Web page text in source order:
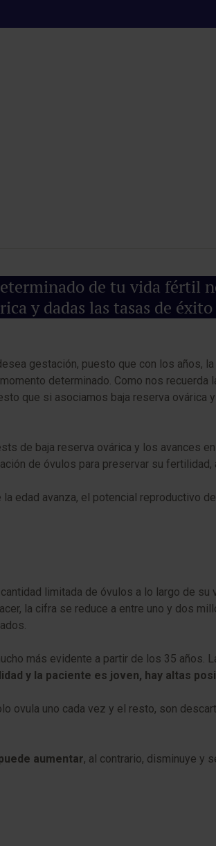
no te
de tu vida fértil
y dadas las tasas de
gestación, puesto que con los años,
determinado. Como nos recuerda
que si asociamos baja reserva ovárica
de baja reserva ovárica y los avances
de óvulos para preservar su fertilidad,
edad avanza, el potencial reproductivo
limitada de óvulos a lo largo de
la cifra se reduce a entre uno y dos
más evidente a partir de los 35 años.
y la paciente es joven, hay altas
ovula uno cada vez y el resto, son
aumentar, al contrario, disminuye y